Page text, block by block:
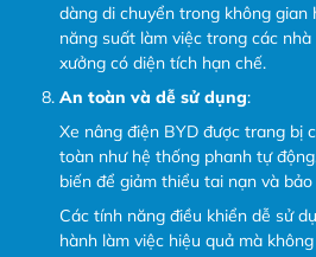
dàng di chuyển trong không gian
năng suất làm việc trong các
xưởng có diện tích hạn chế.
An toàn và dễ sử dụng:
Xe nâng điện BYD được trang bị
toàn như hệ thống phanh tự
biến để giảm thiểu tai nạn và
Các tính năng điều khiển dễ sử
hành làm việc hiệu quả mà